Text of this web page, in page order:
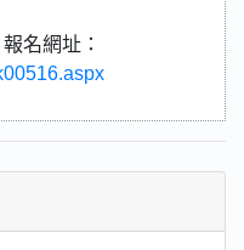
名網址：